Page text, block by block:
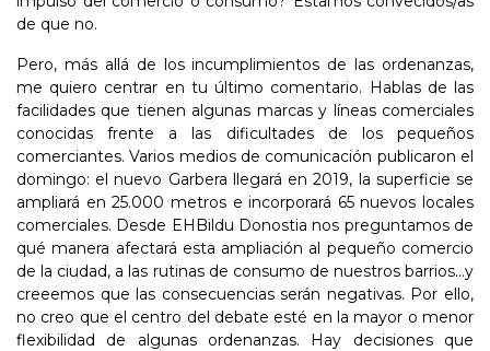
de que no.
Pero, más allá de los incumplimientos de las ordenanzas,
me quiero centrar en tu último comentario. Hablas de las
facilidades que tienen algunas marcas y líneas comerciales
conocidas frente a las dificultades de los pequeños
comerciantes. Varios medios de comunicación publicaron el
domingo: el nuevo Garbera llegará en 2019, la superficie se
ampliará en 25.000 metros e incorporará 65 nuevos locales
comerciales. Desde EHBildu Donostia nos preguntamos de
qué manera afectará esta ampliación al pequeño comercio
de la ciudad, a las rutinas de consumo de nuestros barrios...y
creeemos que las consecuencias serán negativas. Por ello,
no creo que el centro del debate esté en la mayor o menor
flexibilidad de algunas ordenanzas. Hay decisiones que